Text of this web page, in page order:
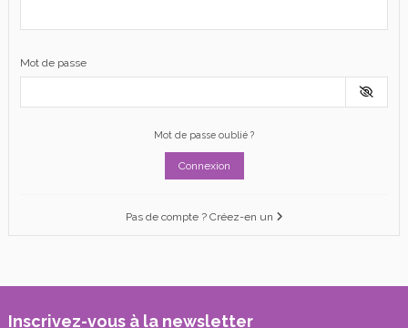
Mot de passe
Mot de passe oublié ?
Connexion
Pas de compte ? Créez-en un
Inscrivez-vous à la newsletter